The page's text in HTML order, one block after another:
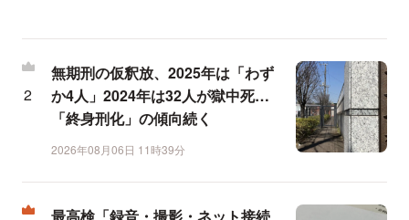
無期刑の仮釈放、2025年は「わず
か4人」2024年は32人が獄中死…
「終身刑化」の傾向続く
2026年08月06日 11時39分